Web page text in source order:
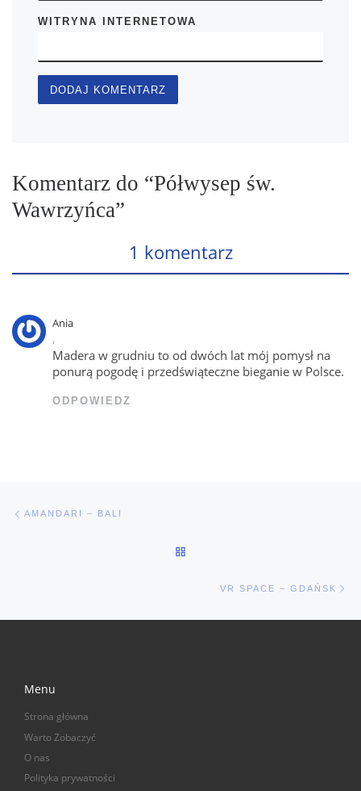
WITRYNA INTERNETOWA
Komentarz do “Półwysep św.
Wawrzyńca”
1 komentarz
Ania
Madera w grudniu to od dwóch lat mój pomysł na
ponurą pogodę i przedświąteczne bieganie w Polsce.
ODPOWIEDZ
Nawigacja wpisu
AMANDARI – BALI
VR SPACE – GDAŃSK
Menu
Strona główna
Warto Zobaczyć
O nas
Polityka prywatności